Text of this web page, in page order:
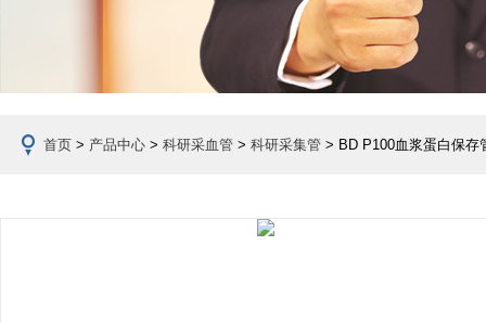
首页 > 产品中心 > 科研采血管 > 科研采集管 > BD P100血浆蛋白保存